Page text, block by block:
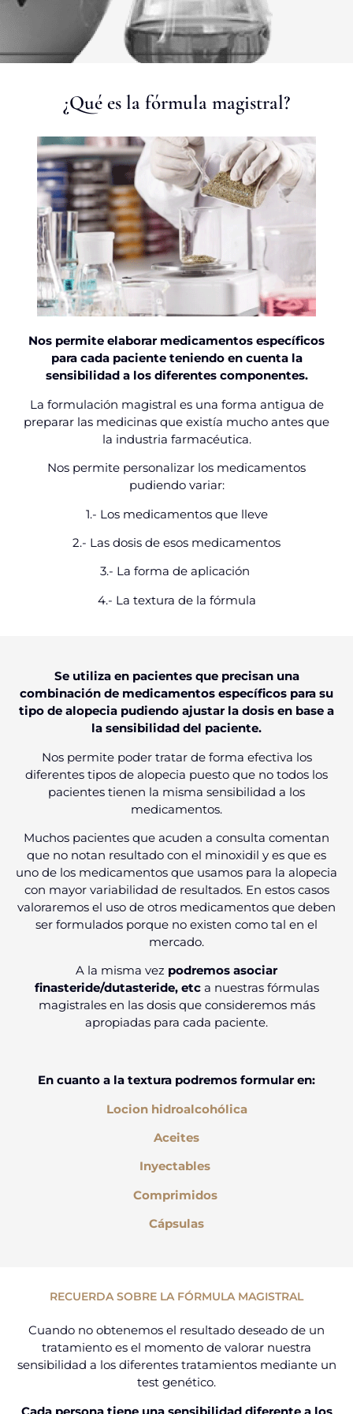
¿Qué es la fórmula magistral?
Nos permite elaborar medicamentos específicos
para cada paciente teniendo en cuenta la
sensibilidad a los diferentes componentes.
La formulación magistral es una forma antigua de
preparar las medicinas que existía mucho antes que
la industria farmacéutica.
Nos permite personalizar los medicamentos
pudiendo variar:
1.- Los medicamentos que lleve
2.- Las dosis de esos medicamentos
3.- La forma de aplicación
4.- La textura de la fórmula
Se utiliza en pacientes que precisan una
combinación de medicamentos específicos para su
tipo de alopecia pudiendo ajustar la dosis en base a
la sensibilidad del paciente.
Nos permite poder tratar de forma efectiva los
diferentes tipos de alopecia puesto que no todos los
pacientes tienen la misma sensibilidad a los
medicamentos.
Muchos pacientes que acuden a consulta comentan
que no notan resultado con el minoxidil y es que es
uno de los medicamentos que usamos para la alopecia
con mayor variabilidad de resultados. En estos casos
valoraremos el uso de otros medicamentos que deben
ser formulados porque no existen como tal en el
mercado.
A la misma vez podremos asociar
finasteride/dutasteride, etca nuestras fórmulas
magistrales en las dosis que consideremos más
apropiadas para cada paciente.
En cuanto a la textura podremos formular en:
Locion hidroalcohólica
Aceites
Inyectables
Comprimidos
Cápsulas
RECUERDA SOBRE LA FÓRMULA MAGISTRAL
Cuando no obtenemos el resultado deseado de un
tratamiento es el momento de valorar nuestra
sensibilidad a los diferentes tratamientos mediante un
test genético.